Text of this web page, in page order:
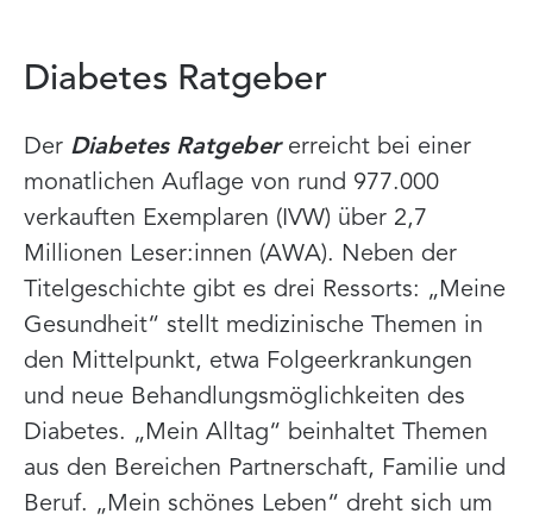
Diabetes Ratgeber
Der Diabetes Ratgebererreicht bei einer
monatlichen Auflage von rund 977.000
verkauften Exemplaren (IVW) über 2,7
Millionen Leser:innen (AWA). Neben der
Titelgeschichte gibt es drei Ressorts: „Meine
Gesundheit“ stellt medizinische Themen in
den Mittelpunkt, etwa Folgeerkrankungen
und neue Behandlungsmöglichkeiten des
Diabetes. „Mein Alltag“ beinhaltet Themen
aus den Bereichen Partnerschaft, Familie und
Beruf. „Mein schönes Leben“ dreht sich um